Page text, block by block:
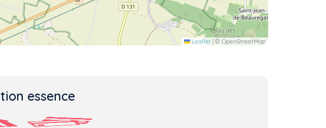
Leaflet |© OpenStreetMap
essence